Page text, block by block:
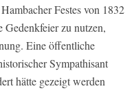
Festes von 1832
Gedenkfeier zu nutzen,
Eine öffentliche
Sympathisant
hätte gezeigt werden